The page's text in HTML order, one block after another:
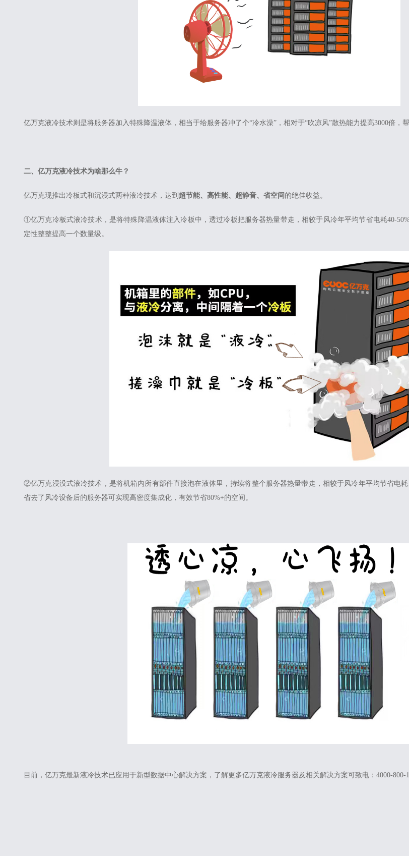
亿万克液冷技术则是将服务器加入特殊降温液体，相当于给服务器冲了个“冷水澡”，相对于“吹凉风”散热能力提高3000倍，帮
二、亿万克液冷技术为啥那么牛？
亿万克现推出冷板式和沉浸式两种液冷技术，达到 超节能、高性能、超静音、省空间 的绝佳收益。
①亿万克冷板式液冷技术，是将特殊降温液体注入冷板中，透过冷板把服务器热量带走，相较于风冷年平均节省电耗40-
定性整整提高一个数量级。
②亿万克浸没式液冷技术，是将机箱内所有部件直接泡在液体里，持续将整个服务器热量带走，相较于风冷年平均节省电耗
省去了风冷设备后的服务器可实现高密度集成化，有效节省80%+的空间。
目前，亿万克最新液冷技术已应用于新型数据中心解决方案，了解更多亿万克液冷服务器及相关解决方案可致电：4000-800-